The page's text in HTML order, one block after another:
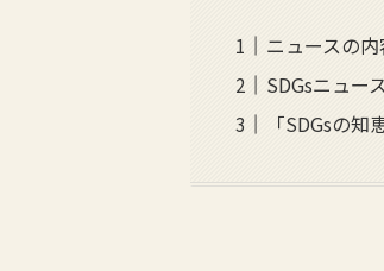
ニュースの内
SDGsニュー
「SDGsの